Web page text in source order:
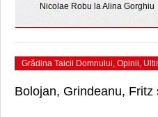
Nicolae Robu la Alina Gorghiu
Grădina Taicii Domnului Opinii
Bolojan, Grindeanu, Fritz